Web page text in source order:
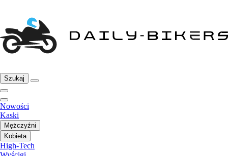
Szukaj
Nowości
Kaski
Mężczyźni
Kobieta
High-Tech